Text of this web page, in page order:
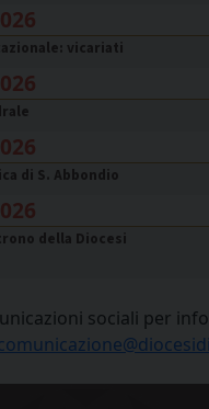
vicariati
di S. Abbondio
della Diocesi
sociali per